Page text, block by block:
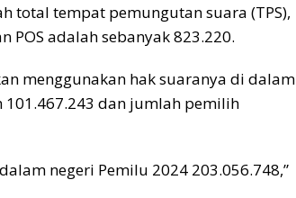
total tempat pemungutan suara (TPS),
POS adalah sebanyak 823.220.
menggunakan hak suaranya di dalam
dan jumlah pemilih
negeri Pemilu 2024 203.056.748,”